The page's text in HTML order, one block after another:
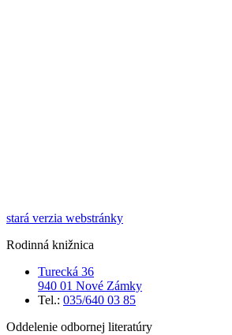
stará verzia webstránky
Rodinná knižnica
Turecká 36
940 01 Nové Zámky
Tel.: 035/640 03 85
Oddelenie odbornej literatúry